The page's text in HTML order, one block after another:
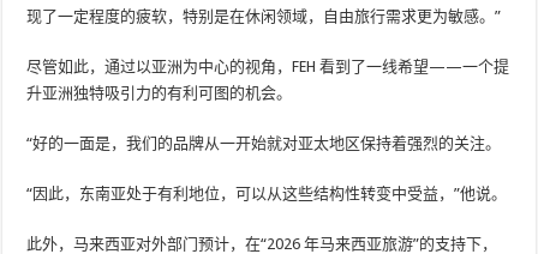
现了一定程度的疲软，特别是在休闲领域，自由旅行需求更为敏感。”
尽管如此，通过以亚洲为中心的视角，FEH 看到了一线希望——一个提
升亚洲独特吸引力的有利可图的机会。
“好的一面是，我们的品牌从一开始就对亚太地区保持着强烈的关注。
“因此，东南亚处于有利地位，可以从这些结构性转变中受益，”他说。
此外，马来西亚对外部门预计，在“2026 年马来西亚旅游”的支持下，